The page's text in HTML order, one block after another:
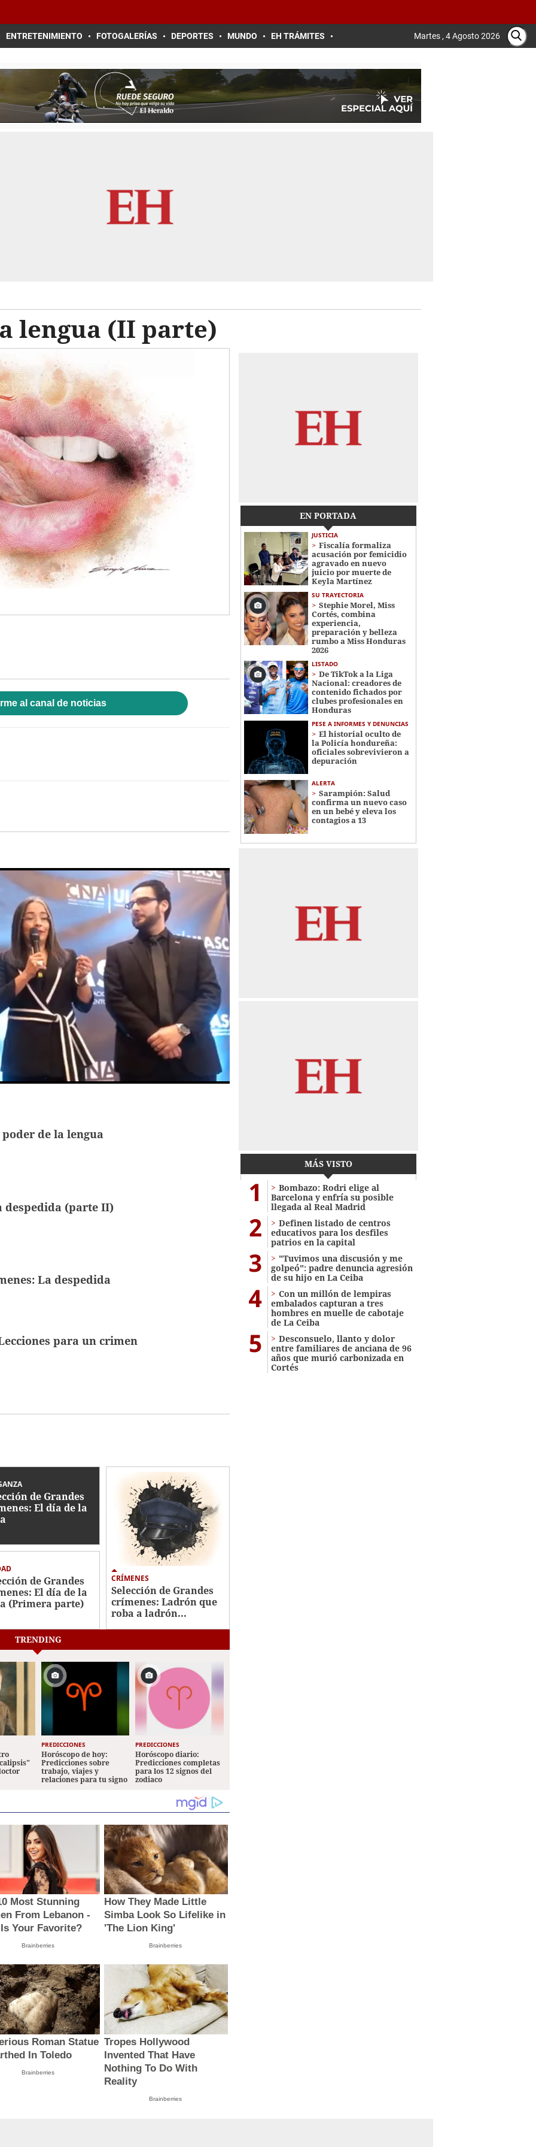
ENTRETENIMIENTO FOTOGALERÍAS DEPORTES MUNDO EH TRÁMITES Martes , 4 Agosto 2026
lengua (II parte)
al canal de noticias
de la lengua
despedida (parte II)
La despedida
para un crimen
de Grandes
El día de la
de Grandes
El día de la
(Primera parte)
CRÍMENES
Selección de Grandes
crímenes: Ladrón que
roba a ladrón...
EN PORTADA
JUSTICIA
Fiscalía formaliza
acusación por femicidio
agravado en nuevo
juicio por muerte de
Keyla Martínez
SU TRAYECTORIA
Stephie Morel, Miss
Cortés, combina
experiencia,
preparación y belleza
rumbo a Miss Honduras
2026
LISTADO
De TikTok a la Liga
Nacional: creadores de
contenido fichados por
clubes profesionales en
Honduras
PESE A INFORMES Y DENUNCIAS
El historial oculto de
la Policía hondureña:
oficiales sobrevivieron a
depuración
ALERTA
Sarampión: Salud
confirma un nuevo caso
en un bebé y eleva los
contagios a 13
MÁS VISTO
1
Bombazo: Rodri elige al
Barcelona y enfría su posible
llegada al Real Madrid
2
Definen listado de centros
educativos para los desfiles
patrios en la capital
3
"Tuvimos una discusión y me
golpeó": padre denuncia agresión
de su hijo en La Ceiba
4
Con un millón de lempiras
embalados capturan a tres
hombres en muelle de cabotaje
de La Ceiba
5
​​​​Desconsuelo, llanto y dolor
entre familiares de anciana de 96
años que murió carbonizada en
Cortés
TRENDING
PREDICCIONES
Horóscopo de hoy:
Predicciones sobre
trabajo, viajes y
relaciones para tu signo
PREDICCIONES
Horóscopo diario:
Predicciones completas
para los 12 signos del
zodiaco
Most Stunning
From Lebanon -
Your Favorite?
Brainberries
How They Made Little
Simba Look So Lifelike in
'The Lion King'
Brainberries
Roman Statue
In Toledo
Brainberries
Tropes Hollywood
Invented That Have
Nothing To Do With
Reality
Brainberries